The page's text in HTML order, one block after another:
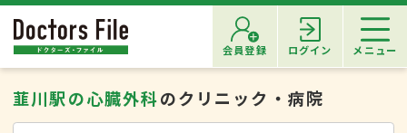
会員登録 ログイン メニュー
韮川駅の心臓外科のクリニック・病院